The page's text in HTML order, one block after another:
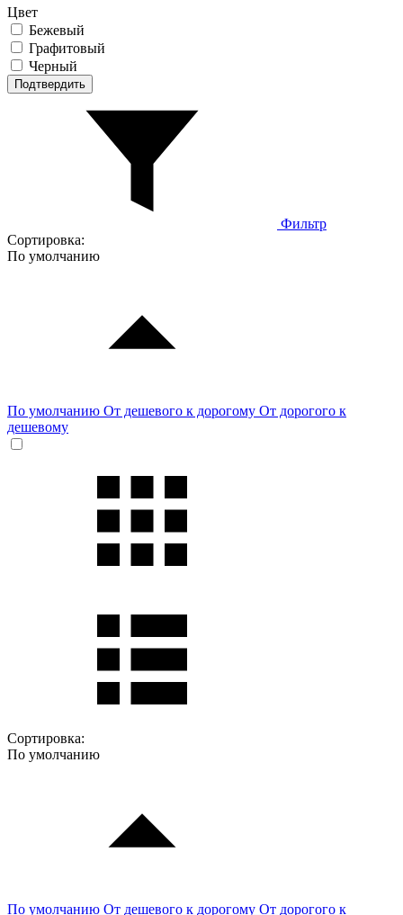
Цвет
Бежевый
Графитовый
Черный
Подтвердить
Фильтр
Сортировка:
По умолчанию
По умолчанию От дешевого к дорогому От дорогого к
дешевому
Сортировка:
По умолчанию
По умолчанию От дешевого к дорогому От дорогого к